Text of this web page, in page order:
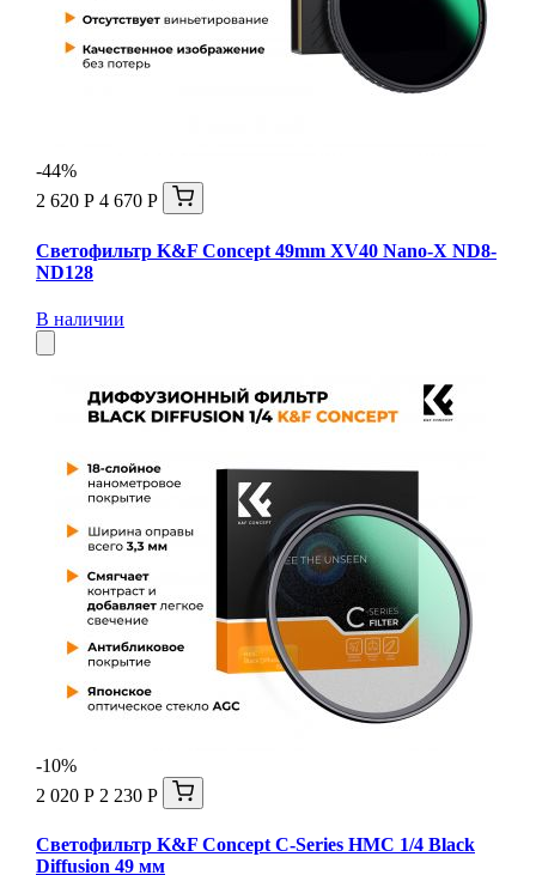
-44%
2 620 Р 4 670 Р
Светофильтр K&F Concept 49mm XV40 Nano-X ND8-
ND128
В наличии
-10%
2 020 Р 2 230 Р
Светофильтр K&F Concept C-Series HMC 1/4 Black
Diffusion 49 мм